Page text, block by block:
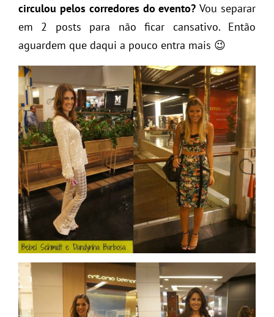
circulou pelos corredores do evento?Vou separar
em 2 posts para não ficar cansativo. Então
aguardem que daqui a pouco entra mais 😉